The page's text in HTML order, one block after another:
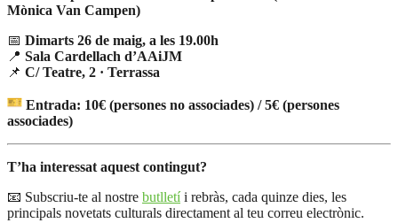
Mònica Van Campen)
📅 Dimarts 26 de maig, a les 19.00h
📍 Sala Cardellach d’AAiJM
📌 C/ Teatre, 2 · Terrassa
Entrada: 10€ (persones no associades) / 5€ (persones
associades)
T’ha interessat aquest contingut?
📧 Subscriu-te al nostre butlletíi rebràs, cada quinze dies, les
principals novetats culturals directament al teu correu electrònic.